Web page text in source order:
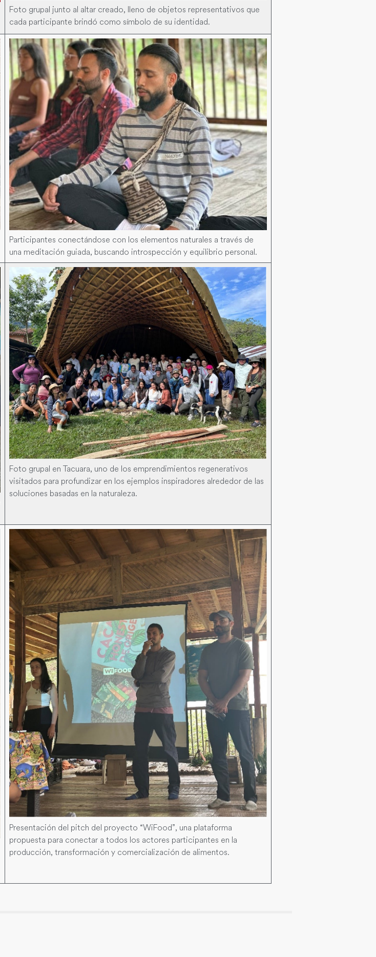
Foto grupal junto al altar creado, lleno de objetos representativos que
cada participante brindó como símbolo de su identidad.
Participantes conectándose con los elementos naturales a través de
una meditación guiada, buscando introspección y equilibrio personal.
Foto grupal en Tacuara, uno de los emprendimientos regenerativos
visitados para profundizar en los ejemplos inspiradores alrededor de las
soluciones basadas en la naturaleza.
Presentación del pitch del proyecto “WiFood”, una plataforma
propuesta para conectar a todos los actores participantes en la
producción, transformación y comercialización de alimentos.